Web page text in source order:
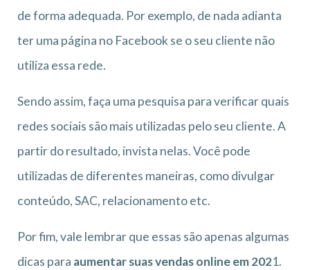
de forma adequada. Por exemplo, de nada adianta
ter uma página no Facebook se o seu cliente não
utiliza essa rede.
Sendo assim, faça uma pesquisa para verificar quais
redes sociais são mais utilizadas pelo seu cliente. A
partir do resultado, invista nelas. Você pode
utilizadas de diferentes maneiras, como divulgar
conteúdo, SAC, relacionamento etc.
Por fim, vale lembrar que essas são apenas algumas
dicas para aumentar suas vendas online em 2021.